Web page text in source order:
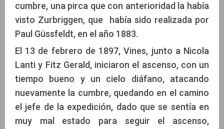
cumbre, una pirca que con anterioridad la había
visto Zurbriggen, que había sido realizada por
Paul Güssfeldt, en el año 1883.
El 13 de febrero de 1897, Vines, junto a Nicola
Lanti y Fitz Gerald, iniciaron el ascenso, con un
tiempo bueno y un cielo diáfano, atacando
nuevamente la cumbre, quedando en el camino
el jefe de la expedición, dado que se sentía en
muy mal estado para seguir el ascenso,